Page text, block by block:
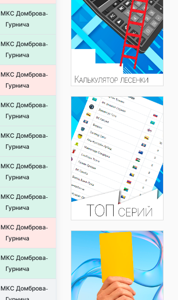
МКС Домброва-
Гурнича
МКС Домброва-
Гурнича
МКС Домброва-
Гурнича
МКС Домброва-
Гурнича
МКС Домброва-
Гурнича
МКС Домброва-
Гурнича
МКС Домброва-
Гурнича
МКС Домброва-
Гурнича
МКС Домброва-
Гурнича
МКС Домброва-